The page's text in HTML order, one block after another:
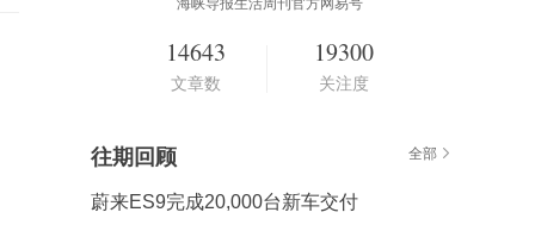
海峡导报生活周刊官方网易号
14643
文章数
19300
关注度
往期回顾 全部
蔚来ES9完成20,000台新车交付